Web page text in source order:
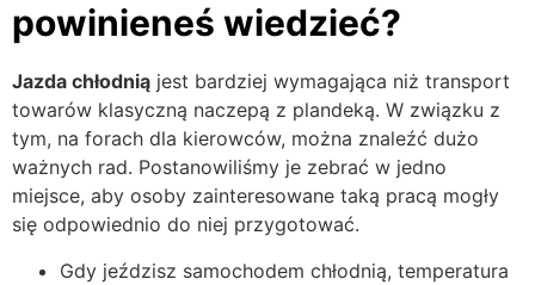
powinieneś wiedzieć?
Jazda chłodnią jest bardziej wymagająca niż transport
towarów klasyczną naczepą z plandeką. W związku z
tym, na forach dla kierowców, można znaleźć dużo
ważnych rad. Postanowiliśmy je zebrać w jedno
miejsce, aby osoby zainteresowane taką pracą mogły
się odpowiednio do niej przygotować.
Gdy jeździsz samochodem chłodnią, temperatura